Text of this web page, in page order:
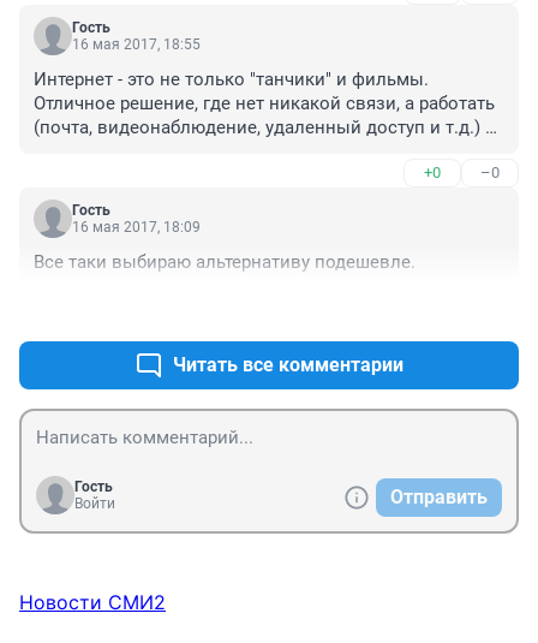
Гость
16 мая 2017, 18:55
Интернет - это не только "танчики" и фильмы.
Отличное решение, где нет никакой связи, а работать
(почта, видеонаблюдение, удаленный доступ и т.д.)
+0 –0
Гость
16 мая 2017, 18:09
Все таки выбираю альтернативу подешевле.
Читать все комментарии
Гость
Войти
Отправить
Новости СМИ2